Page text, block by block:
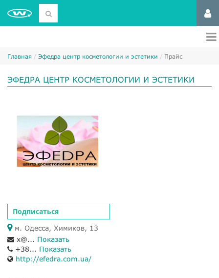
Главная Эфедра центр косметологии и эстетики Прайс
ЭФЕДРА ЦЕНТР КОСМЕТОЛОГИИ И ЭСТЕТИКИ
Подписаться
м. Одесса, Химиков, 13
x@... Показать
+38... Показать
http://efedra.com.ua/